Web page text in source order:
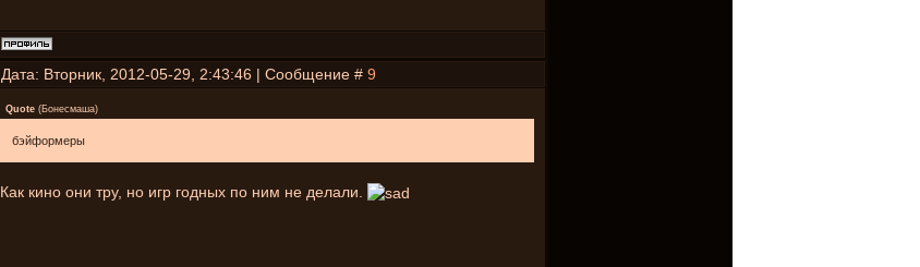
Дата: Вторник, 2012-05-29, 2:43:46 | Сообщение # 9
Quote (Бонесмаша)
бэйформеры
Как кино они тру, но игр годных по ним не делали.